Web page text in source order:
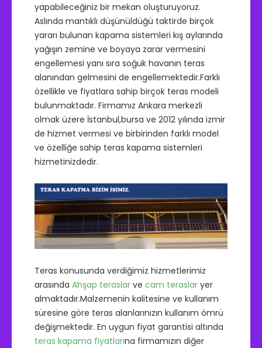
yapabileceğiniz bir mekan oluşturuyoruz.
Aslında mantıklı düşünüldüğü taktirde birçok
yararı bulunan kapama sistemleri kış aylarında
yağışın zemine ve boyaya zarar vermesini
engellemesi yanı sıra soğuk havanın teras
alanından gelmesini de engellemektedir.Farklı
özellikle ve fiyatlara sahip birçok teras modeli
bulunmaktadır. Firmamız Ankara merkezli
olmak üzere İstanbul,bursa ve 2012 yılında izmir
de hizmet vermesi ve birbirinden farklı model
ve özelliğe sahip teras kapama sistemleri
hizmetinizdedir.
Teras konusunda verdiğimiz hizmetlerimiz
arasında Ahşap teraslarve cam teraslaryer
almaktadır.Malzemenin kalitesine ve kullanım
süresine göre teras alanlarınızın kullanım ömrü
değişmektedir. En uygun fiyat garantisi altında
teras kapama fiyatlarına firmamızın diğer